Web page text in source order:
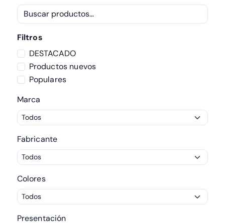
Filtros
DESTACADO
Productos nuevos
Populares
Marca
Fabricante
Colores
Presentación